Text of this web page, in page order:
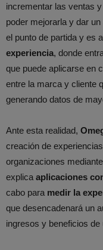
incrementar las ventas
poder mejorarla y dar
el punto de partida y es
experiencia, donde
que puede aplicarse en
entre la marca y cliente
generando datos de
Ante esta realidad,
creación de
organizaciones
explica aplicaciones
cabo para medir la
que desencadenará un
ingresos y beneficios de